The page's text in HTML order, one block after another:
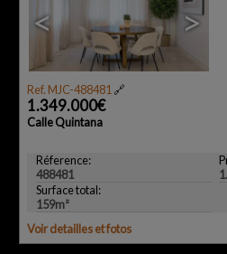
< >
Ref. MJC-488481 🔗
1.349.000€
Calle Quintana
Réference:
488481
Surface total:
159m²
Voir detailles et fotos